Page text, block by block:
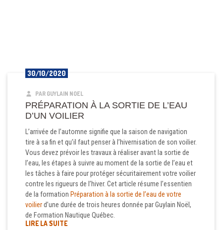
30/10/2020
PAR GUYLAIN NOEL
PRÉPARATION À LA SORTIE DE L’EAU
D’UN VOILIER
L’arrivée de l’automne signifie que la saison de navigation
tire à sa fin et qu’il faut penser à l’hivernisation de son voilier.
Vous devez prévoir les travaux à réaliser avant la sortie de
l’eau, les étapes à suivre au moment de la sortie de l’eau et
les tâches à faire pour protéger sécuritairement votre voilier
contre les rigueurs de l’hiver. Cet article résume l’essentien
de la formation Préparation à la sortie de l’eau de votre
voilierd’une durée de trois heures donnée par Guylain Noël,
de Formation Nautique Québec.
LIRE LA SUITE« PRÉPARATION À LA SORTIE DE L’EAU D’UN